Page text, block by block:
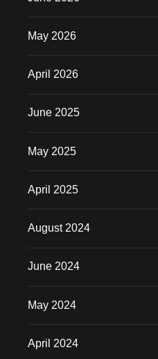
May 2026
April 2026
June 2025
May 2025
April 2025
August 2024
June 2024
May 2024
April 2024